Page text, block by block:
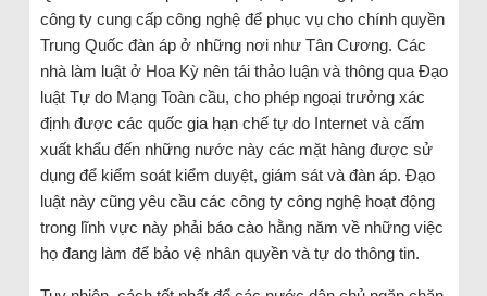
công ty cung cấp công nghệ để phục vụ cho chính quyền
Trung Quốc đàn áp ở những nơi như Tân Cương. Các
nhà làm luật ở Hoa Kỳ nên tái thảo luận và thông qua Đạo
luật Tự do Mạng Toàn cầu, cho phép ngoại trưởng xác
định được các quốc gia hạn chế tự do Internet và cấm
xuất khẩu đến những nước này các mặt hàng được sử
dụng để kiểm soát kiểm duyệt, giám sát và đàn áp. Đạo
luật này cũng yêu cầu các công ty công nghệ hoạt động
trong lĩnh vực này phải báo cào hằng năm về những việc
họ đang làm để bảo vệ nhân quyền và tự do thông tin.